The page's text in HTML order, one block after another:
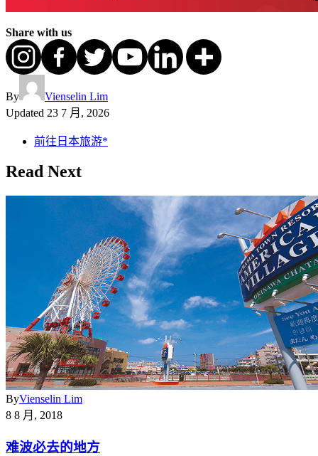
Share with us
By
Vienselin Lim
Updated 23 7 月, 2026
前往日本旅游*
Read Next
ByVienselin Lim
8 8 月, 2018
难波必去的地方